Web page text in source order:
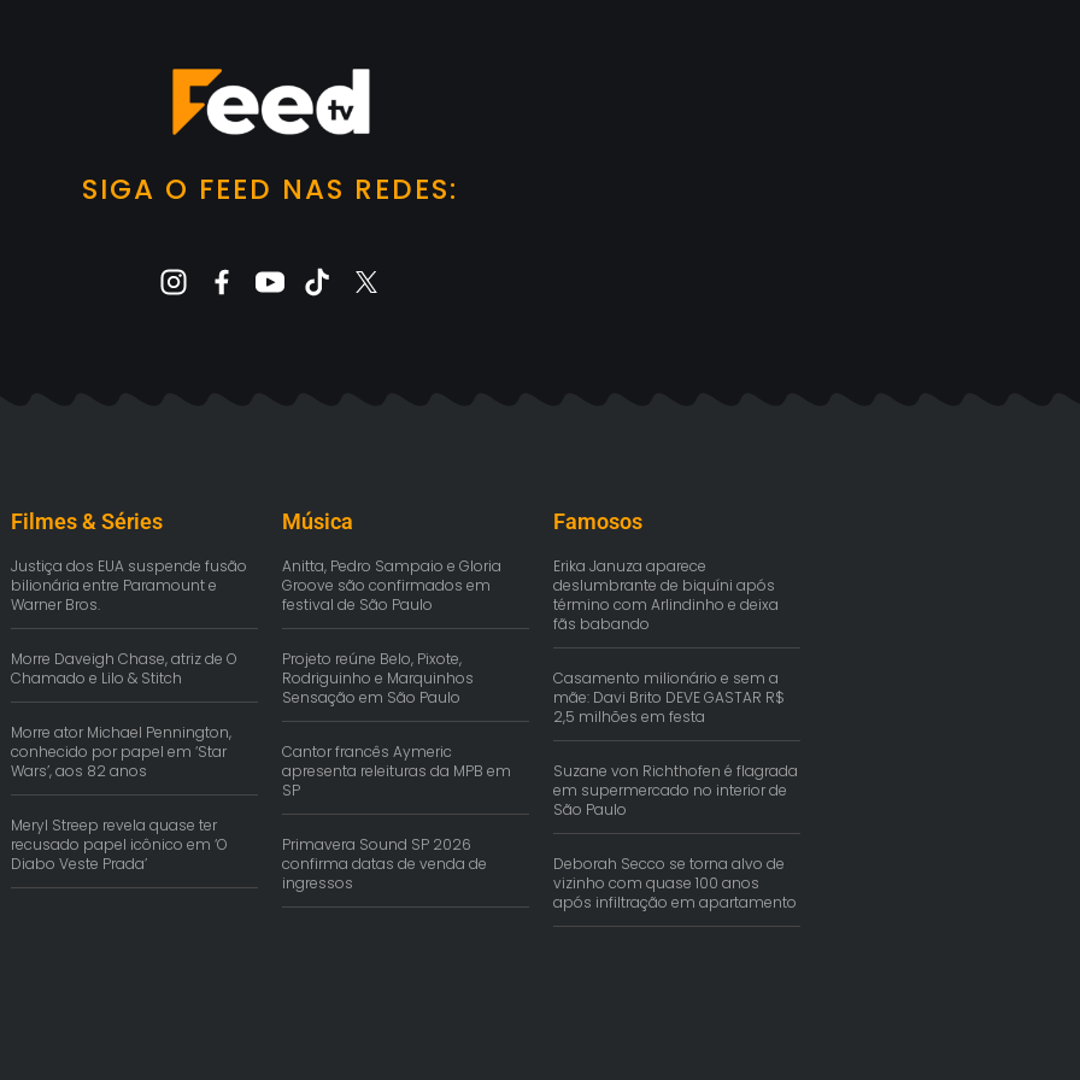
SIGA O FEED NAS REDES:
Filmes & Séries
Justiça dos EUA suspende fusão
bilionária entre Paramount e
Warner Bros.
Morre Daveigh Chase, atriz de O
Chamado e Lilo & Stitch
Morre ator Michael Pennington,
conhecido por papel em ‘Star
Wars’, aos 82 anos
Meryl Streep revela quase ter
recusado papel icônico em ‘O
Diabo Veste Prada’
Música
Anitta, Pedro Sampaio e Gloria
Groove são confirmados em
festival de São Paulo
Projeto reúne Belo, Pixote,
Rodriguinho e Marquinhos
Sensação em São Paulo
Cantor francês Aymeric
apresenta releituras da MPB em
SP
Primavera Sound SP 2026
confirma datas de venda de
ingressos
Famosos
Erika Januza aparece
deslumbrante de biquíni após
término com Arlindinho e deixa
fãs babando
Casamento milionário e sem a
mãe: Davi Brito DEVE GASTAR R$
2,5 milhões em festa
Suzane von Richthofen é flagrada
em supermercado no interior de
São Paulo
Deborah Secco se torna alvo de
vizinho com quase 100 anos
após infiltração em apartamento